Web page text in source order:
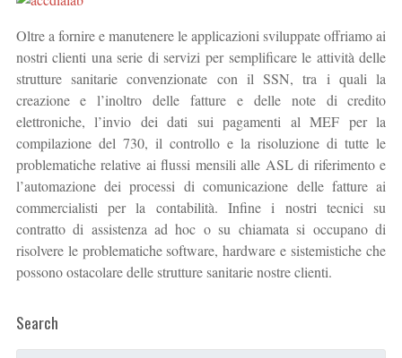
Oltre a fornire e manutenere le applicazioni sviluppate offriamo ai
nostri clienti una serie di servizi per semplificare le attività delle
strutture sanitarie convenzionate con il SSN, tra i quali la
creazione e l’inoltro delle fatture e delle note di credito
elettroniche, l’invio dei dati sui pagamenti al MEF per la
compilazione del 730, il controllo e la risoluzione di tutte le
problematiche relative ai flussi mensili alle ASL di riferimento e
l’automazione dei processi di comunicazione delle fatture ai
commercialisti per la contabilità. Infine i nostri tecnici su
contratto di assistenza ad hoc o su chiamata si occupano di
risolvere le problematiche software, hardware e sistemistiche che
possono ostacolare delle strutture sanitarie nostre clienti.
Search